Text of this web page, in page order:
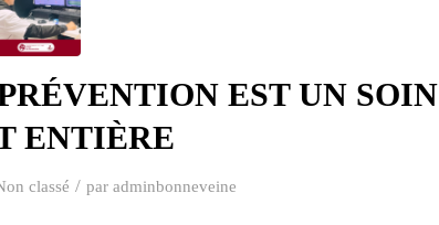
EST UN SOIN
ENTIÈRE
classé / par adminbonneveine